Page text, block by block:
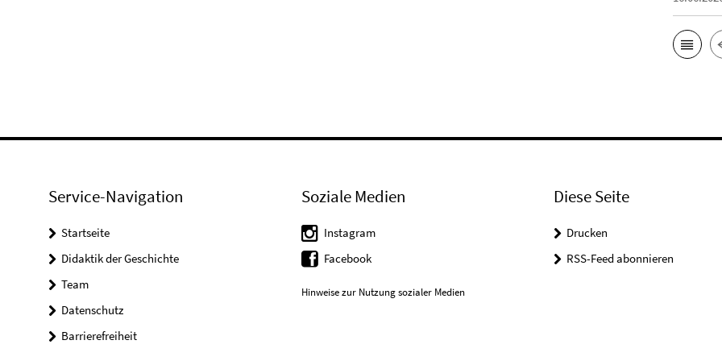
Service-Navigation
Startseite
Didaktik der Geschichte
Team
Datenschutz
Barrierefreiheit
Soziale Medien
Instagram
Facebook
Hinweise zur Nutzung sozialer Medien
Diese Seite
Drucken
RSS-Feed abonnieren